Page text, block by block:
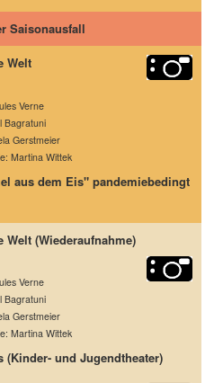
Saisonausfall
um die Welt
Verne
Bagratuni
Gerstmeier
Martina Wittek
aus dem Eis" pandemiebedingt
Welt (Wiederaufnahme)
Martin
Verne
Bagratuni
Gerstmeier
Martina Wittek
(Kinder- und Jugendtheater)